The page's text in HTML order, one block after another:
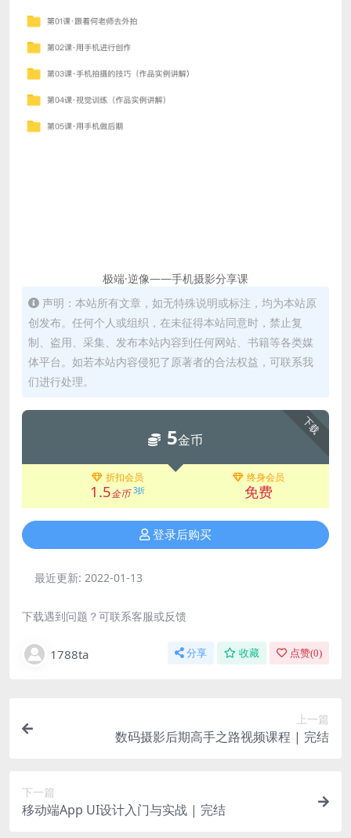
极端·逆像——手机摄影分享课
声明：本站所有文章，如无特殊说明或标注，均为本站原
创发布。任何个人或组织，在未征得本站同意时，禁止复
制、盗用、采集、发布本站内容到任何网站、书籍等各类媒
体平台。如若本站内容侵犯了原著者的合法权益，可联系我
们进行处理。
下载
5金币
折扣会员
1.5金币 3折
终身会员
免费
登录后购买
最近更新: 2022-01-13
下载遇到问题？可联系客服或反馈
1788ta 分享 收藏 点赞(0)
上一篇
数码摄影后期高手之路视频课程 | 完结
下一篇
移动端App UI设计入门与实战 | 完结